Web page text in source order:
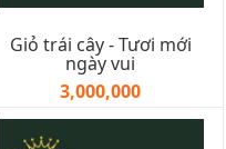
Giỏ trái cây - Tươi mới
ngày vui
3,000,000